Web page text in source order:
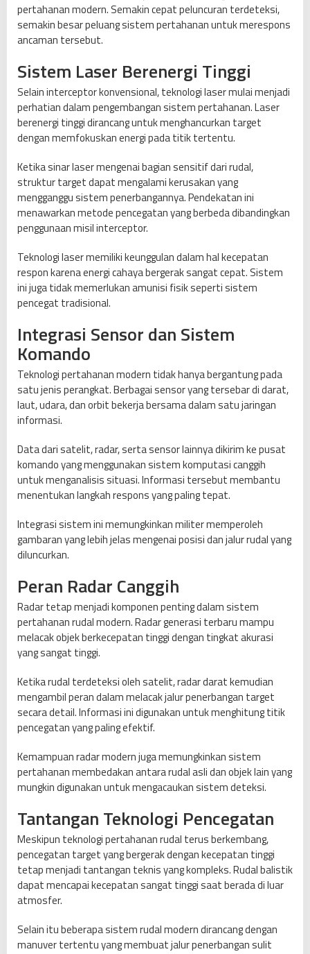
pertahanan modern. Semakin cepat peluncuran terdeteksi,
semakin besar peluang sistem pertahanan untuk merespons
ancaman tersebut.
Sistem Laser Berenergi Tinggi
Selain interceptor konvensional, teknologi laser mulai menjadi
perhatian dalam pengembangan sistem pertahanan. Laser
berenergi tinggi dirancang untuk menghancurkan target
dengan memfokuskan energi pada titik tertentu.
Ketika sinar laser mengenai bagian sensitif dari rudal,
struktur target dapat mengalami kerusakan yang
mengganggu sistem penerbangannya. Pendekatan ini
menawarkan metode pencegatan yang berbeda dibandingkan
penggunaan misil interceptor.
Teknologi laser memiliki keunggulan dalam hal kecepatan
respon karena energi cahaya bergerak sangat cepat. Sistem
ini juga tidak memerlukan amunisi fisik seperti sistem
pencegat tradisional.
Integrasi Sensor dan Sistem
Komando
Teknologi pertahanan modern tidak hanya bergantung pada
satu jenis perangkat. Berbagai sensor yang tersebar di darat,
laut, udara, dan orbit bekerja bersama dalam satu jaringan
informasi.
Data dari satelit, radar, serta sensor lainnya dikirim ke pusat
komando yang menggunakan sistem komputasi canggih
untuk menganalisis situasi. Informasi tersebut membantu
menentukan langkah respons yang paling tepat.
Integrasi sistem ini memungkinkan militer memperoleh
gambaran yang lebih jelas mengenai posisi dan jalur rudal yang
diluncurkan.
Peran Radar Canggih
Radar tetap menjadi komponen penting dalam sistem
pertahanan rudal modern. Radar generasi terbaru mampu
melacak objek berkecepatan tinggi dengan tingkat akurasi
yang sangat tinggi.
Ketika rudal terdeteksi oleh satelit, radar darat kemudian
mengambil peran dalam melacak jalur penerbangan target
secara detail. Informasi ini digunakan untuk menghitung titik
pencegatan yang paling efektif.
Kemampuan radar modern juga memungkinkan sistem
pertahanan membedakan antara rudal asli dan objek lain yang
mungkin digunakan untuk mengacaukan sistem deteksi.
Tantangan Teknologi Pencegatan
Meskipun teknologi pertahanan rudal terus berkembang,
pencegatan target yang bergerak dengan kecepatan tinggi
tetap menjadi tantangan teknis yang kompleks. Rudal balistik
dapat mencapai kecepatan sangat tinggi saat berada di luar
atmosfer.
Selain itu beberapa sistem rudal modern dirancang dengan
manuver tertentu yang membuat jalur penerbangan sulit